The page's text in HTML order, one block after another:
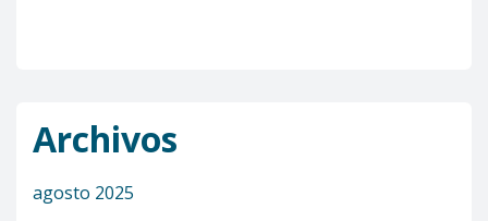
Archivos
agosto 2025